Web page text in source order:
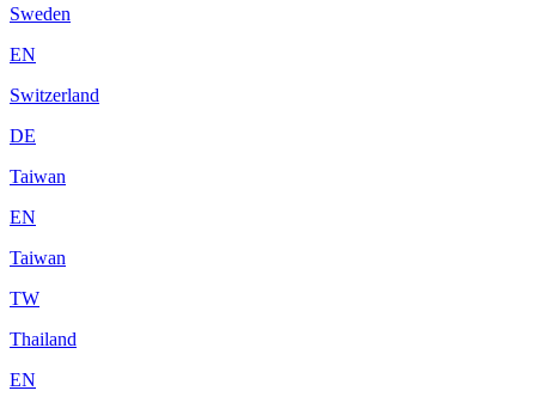
Sweden
EN
Switzerland
DE
Taiwan
EN
Taiwan
TW
Thailand
EN